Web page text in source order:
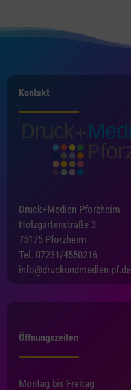
Kontakt
Druck+Medien Pforzheim
Holzgartenstraße 3
75175 Pforzheim
Tel. 07231/4550216
info@druckundmedien-pf.de
Öffnungszeiten
Montag bis Freitag